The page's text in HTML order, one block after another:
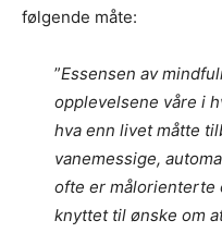
følgende måte:
”Essensen av
opplevelsene våre i
hva enn livet måtte
vanemessige,
ofte er målorienterte
knyttet til ønske om